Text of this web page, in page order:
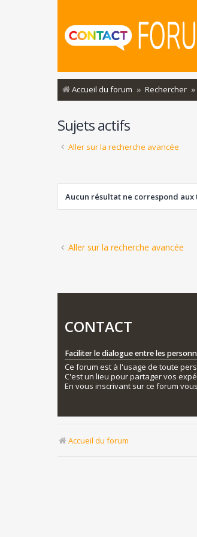
Accueil du forum Rechercher
Sujets actifs
Aller sur la recherche avancée
Aucun résultat ne correspond aux
Aller sur la recherche avancée
CONTACT
Faciliter le dialogue entre les
Ce forum est à l'usage de toute
C'est un lieu pour partager vos
En vous inscrivant sur ce forum
Accueil du forum